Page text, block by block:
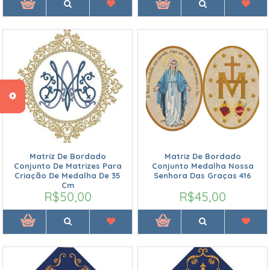
Matriz De Bordado
Conjunto De Matrizes Para
Criação De Medalha De 35
Cm
R$50,00
Matriz De Bordado
Conjunto Medalha Nossa
Senhora Das Graças 416
R$45,00